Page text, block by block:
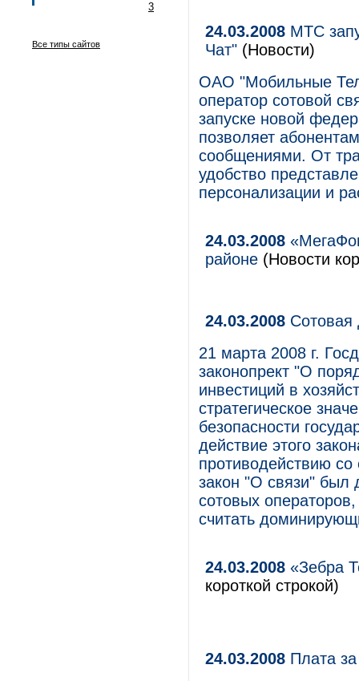
3
Все типы сайтов
24.03.2008 МТС
Чат" (Новости)
ОАО "Мобильные
оператор сотовой
запуске новой
позволяет
сообщениями. От
удобство
персонализации и
24.03.2008
районе (Новости
24.03.2008 Сотовая
21 марта 2008 г.
законопрект "О
инвестиций в
стратегическое
безопасности
действие этого
противодействию
закон "О связи" был
сотовых
считать
24.03.2008 «Зебра
короткой строкой)
24.03.2008 Плата